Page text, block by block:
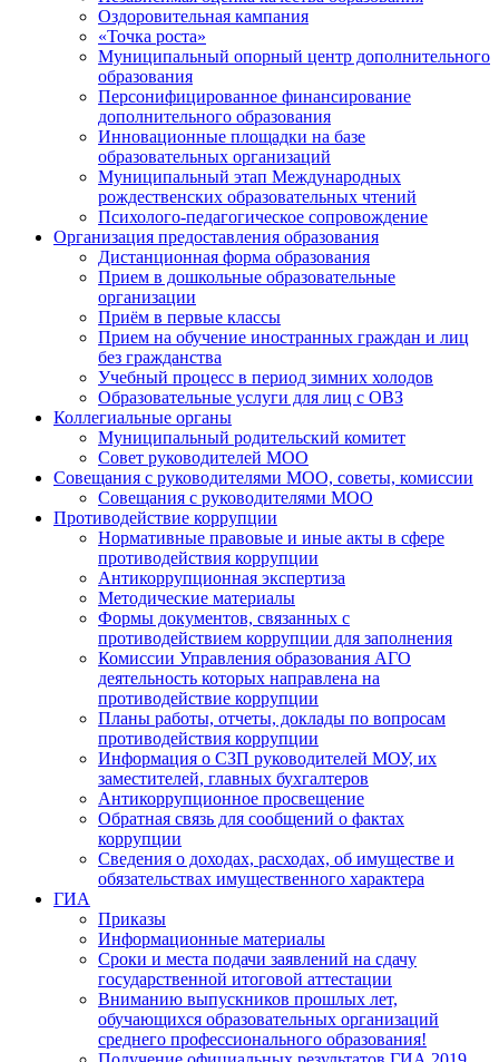
Оздоровительная кампания
«Точка роста»
Муниципальный опорный центр дополнительного
образования
Персонифицированное финансирование
дополнительного образования
Инновационные площадки на базе
образовательных организаций
Муниципальный этап Международных
рождественских образовательных чтений
Психолого-педагогическое сопровождение
Организация предоставления образования
Дистанционная форма образования
Прием в дошкольные образовательные
организации
Приём в первые классы
Прием на обучение иностранных граждан и лиц
без гражданства
Учебный процесс в период зимних холодов
Образовательные услуги для лиц с ОВЗ
Коллегиальные органы
Муниципальный родительский комитет
Совет руководителей МОО
Совещания с руководителями МОО, советы, комиссии
Совещания с руководителями МОО
Противодействие коррупции
Нормативные правовые и иные акты в сфере
противодействия коррупции
Антикоррупционная экспертиза
Методические материалы
Формы документов, связанных с
противодействием коррупции для заполнения
Комиссии Управления образования АГО
деятельность которых направлена на
противодействие коррупции
Планы работы, отчеты, доклады по вопросам
противодействия коррупции
Информация о СЗП руководителей МОУ, их
заместителей, главных бухгалтеров
Антикоррупционное просвещение
Обратная связь для сообщений о фактах
коррупции
Сведения о доходах, расходах, об имуществе и
обязательствах имущественного характера
ГИА
Приказы
Информационные материалы
Сроки и места подачи заявлений на сдачу
государственной итоговой аттестации
Вниманию выпускников прошлых лет,
обучающихся образовательных организаций
среднего профессионального образования!